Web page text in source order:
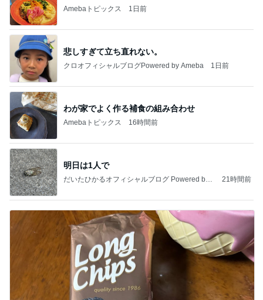
Amebaトピックス 1日前
悲しすぎて立ち直れない。
クロオフィシャルブログPowered by Ameba 1日前
わが家でよく作る補食の組み合わせ
Amebaトピックス 16時間前
明日は1人で
だいたひかるオフィシャルブログ Powered by
21時間前